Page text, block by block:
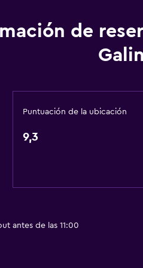
de
Puntuación de la ubicación
9,3
antes de las 11:00